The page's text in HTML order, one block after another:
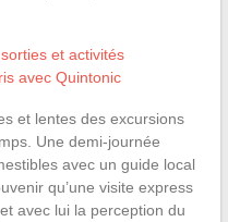
et activités
avec Quintonic
et lentes des excursions
Une demi-journée
avec un guide local
qu’une visite express
avec lui la perception du